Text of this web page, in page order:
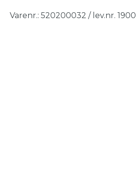
Varenr.: 520200032 / lev.nr.